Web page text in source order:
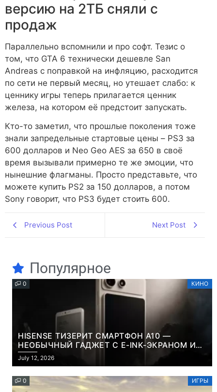
версию на 2ТБ сняли с
продаж
Параллельно вспомнили и про софт. Тезис о
том, что GTA 6 технически дешевле San
Andreas с поправкой на инфляцию, расходится
по сети не первый месяц, но утешает слабо: к
ценнику игры теперь прилагается ценник
железа, на котором её предстоит запускать.
Кто-то заметил, что прошлые поколения тоже
знали запредельные стартовые цены – PS3 за
600 долларов и Neo Geo AES за 650 в своё
время вызывали примерно те же эмоции, что
нынешние флагманы. Просто представьте, что
можете купить PS2 за 150 долларов, а потом
Sony говорит, что PS3 будет стоить 600.
Previous Post Next Post
Популярное
0 КИНО
HISENSE ТИЗЕРИТ СМАРТФОН A10 —
НЕОБЫЧНЫЙ ГАДЖЕТ С E-INK-ЭКРАНОМ И
СЪЕМНОЙ LCD-ПАНЕЛЬЮ ДЛЯ ЦВЕТНОГО
КОНТЕНТА И СОЦСЕТЕЙ
July 12, 2026
0 ИГРЫ